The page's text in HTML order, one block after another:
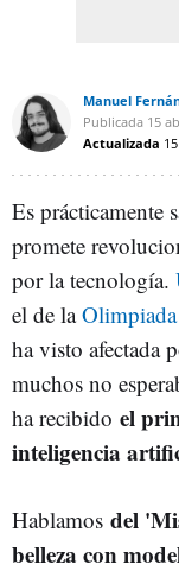
Manuel
Publicada 15
Actualizada
Es prácticamente
promete
por la tecnología.
el de la
ha visto afectada
muchos no
ha recibido el
inteligencia
Hablamos del
belleza con